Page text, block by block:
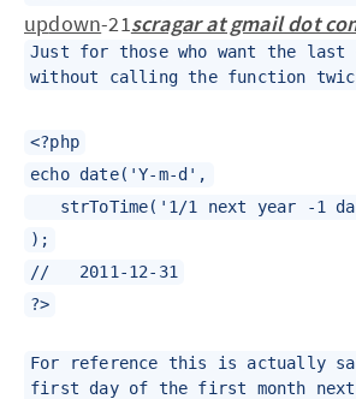
updown-21scragar at gmail dot
Just for those who want the last
without calling the function
<?php
echo date('Y-m-d',
strToTime('1/1 next year -1
);
// 2011-12-31
?>
For reference this is actually
first day of the first month